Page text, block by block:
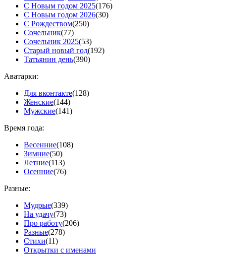
С Новым годом 2025(176)
С Новым годом 2026(30)
С Рождеством(250)
Сочельник(77)
Сочельник 2025(53)
Старый новый год(192)
Татьянин день(390)
Аватарки:
Для вконтакте(128)
Женские(144)
Мужские(141)
Время года:
Весенние(108)
Зимние(50)
Летние(113)
Осенние(76)
Разные:
Мудрые(339)
На удачу(73)
Про работу(206)
Разные(278)
Стихи(11)
Открытки с именами